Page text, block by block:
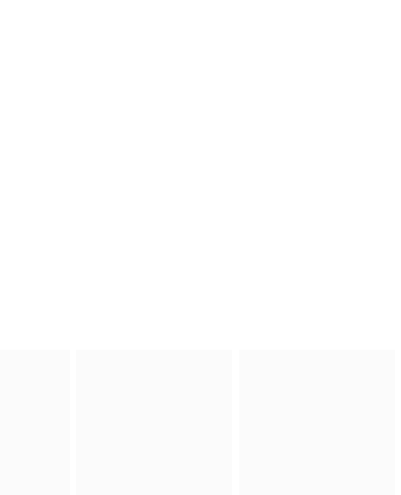
，假传指令要求真打实抗，虽引发
事。甲午战争后，国家蒙羞，张謇虽高中状元，却渴